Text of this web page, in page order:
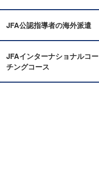
JFA公認指導者の海外派遣
JFAインターナショナルコー
チングコース